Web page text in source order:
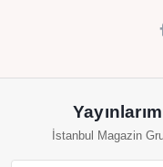
İstanbul Magazin